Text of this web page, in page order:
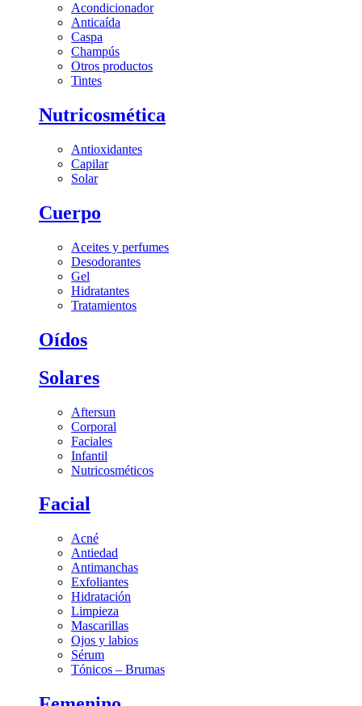
Acondicionador
Anticaída
Caspa
Champús
Otros productos
Tintes
Nutricosmética
Antioxidantes
Capilar
Solar
Cuerpo
Aceites y perfumes
Desodorantes
Gel
Hidratantes
Tratamientos
Oídos
Solares
Aftersun
Corporal
Faciales
Infantil
Nutricosméticos
Facial
Acné
Antiedad
Antimanchas
Exfoliantes
Hidratación
Limpieza
Mascarillas
Ojos y labios
Sérum
Tónicos – Brumas